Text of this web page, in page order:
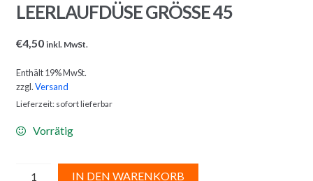
LEERLAUFDÜSE GRÖSSE 45
€4,50 inkl. MwSt.
Enthält 19% MwSt.
zzgl.Versand
Lieferzeit: sofort lieferbar
Vorrätig
LEERLAUFDÜSEIN DEN WARENKORB